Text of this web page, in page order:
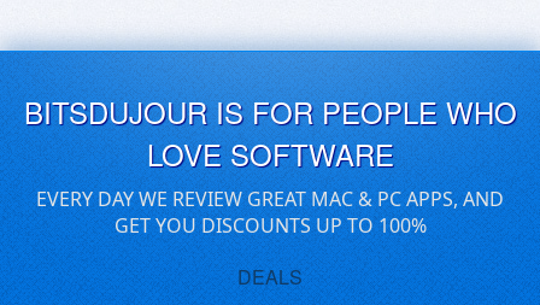
BITSDUJOUR IS FOR PEOPLE WHO
LOVE SOFTWARE
EVERY DAY WE REVIEW GREAT MAC & PC APPS, AND
GET YOU DISCOUNTS UP TO 100%
DEALS